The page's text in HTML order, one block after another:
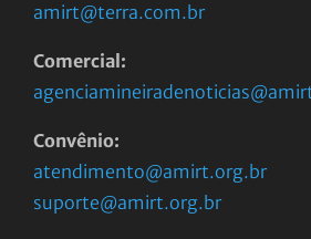
amirt@terra.com.br
Comercial:
Convênio:
atendimento@amirt.org.br
suporte@amirt.org.br